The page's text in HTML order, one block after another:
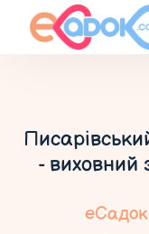
- виховний
еСадок